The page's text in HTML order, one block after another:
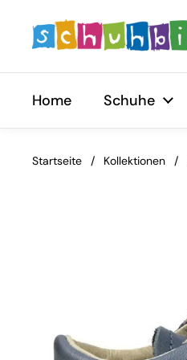
Home Schuhe
Startseite / Kollektionen /